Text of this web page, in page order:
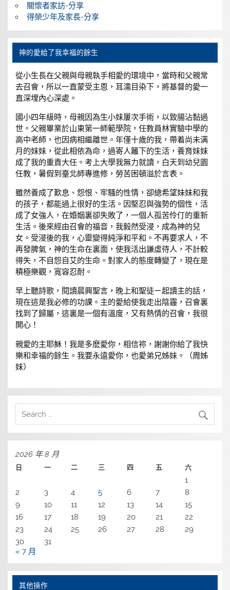
關懷者家訪-分享
得榮少年及家長-分享
神的愛給了我幸福的餘生
從小生長在父親與母親執手相愛的環境中，當時和父親常
去召會，所以一直蒙受主恩，耳濡目染下，將基督的愛一
直深埋內心深處。
國小四年級時，母親因為生小妹屢次手術，以致腸沾黏過
世。父親畢業於山東第一師範學院，任教員林實驗中學的
高中老師，也因病相繼離世。年僅十歲的我，帶着尚未满
月的妹妹，從此相依為命，過寄人籬下的生活，養育妹妹
成了我的重責大任。考上大學我無力就讀，白天到幼兒園
任教，暑假到臺北師專進修，勞苦困頓溢於言表。
雖然養成了歎息、怨恨、牢騷的性情，卻總希望妹妹和我
的孩子，都能過上很好的生活。因堅忍與強勢的個性，活
成了女強人，在婚姻裏卻失敗了，一個人孤苦伶仃的重新
生活。後來經由召會的福音，我毅然受浸，成為神的兒
女。受浸後的我，心靈變得純淨和平和。不再要求人，不
再發脾氣，神的生命在裏面，使我活出謙虛待人，不計較
得失，不自怨自艾的生命。對家人的態度轉變了，現在是
積極樂觀，寬容忍耐。
早上聽詩歌，閱讀晨興聖言，晚上和聖徒ㄧ起讀主的話，
現在這是我必修的功課。主的愛給使我走出陰霾，召會裏
找到了歸屬，這裏是一個有溫度，又有熱情的召會，我很
開心！
親愛的主耶穌！我是多麽愛你，相信祢，謝謝你給了我快
樂和幸福的餘生。我要永遠愛你，也愛弟兄姊妹。（周姊
妹）
2026 年 8 月
日 一 二 三 四 五 六
1
2
3 4 5 6 7
8
9
10 11 12 13 14
15
16
17 18 19 20 21
22
23
24 25 26 27 28
29
30
31
« 7 月
其他操作